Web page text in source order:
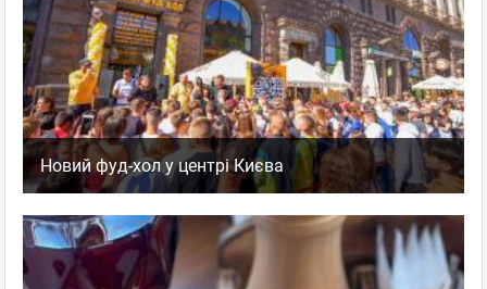
Новий фуд-хол у центрі Києва